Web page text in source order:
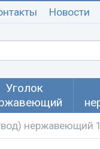
Новости
Уголок
нержавеющий